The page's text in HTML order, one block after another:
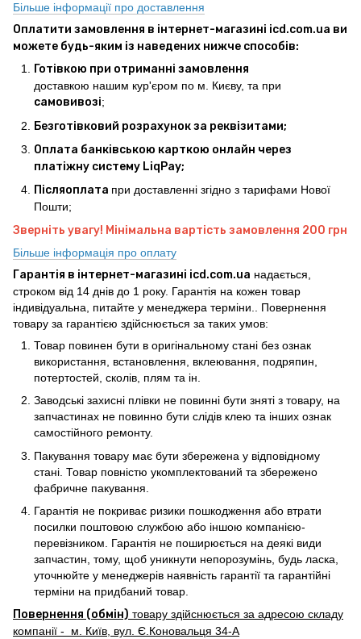
Більше інформації про доставлення
Оплатити замовлення в інтернет-магазині icd.com.ua ви
можете будь-яким із наведених нижче способів:
Готівкою при отриманні замовлення
доставкою нашим кур'єром по м. Києву, та при
самовивозі;
Безготівковий розрахунок за реквізитами;
Оплата банківською карткою онлайн через
платіжну систему LiqPay;
Післяоплата при доставленні згідно з тарифами Нової
Пошти;
Зверніть увагу! Мінімальна вартість замовлення 200 грн
Більше інформація про оплату
Гарантія в інтернет-магазині icd.com.ua надається,
строком від 14 днів до 1 року. Гарантія на кожен товар
індивідуальна, питайте у менеджера терміни.. Повернення
товару за гарантією здійснюється за таких умов:
Товар повинен бути в оригінальному стані без ознак
використання, встановлення, вклеювання, подряпин,
потертостей, сколів, плям та ін.
Заводські захисні плівки не повинні бути зняті з товару, на
запчастинах не повинно бути слідів клею та інших ознак
самостійного ремонту.
Пакування товару має бути збережена у відповідному
стані. Товар повністю укомплектований та збережено
фабричне пакування.
Гарантія не покриває ризики пошкодження або втрати
посилки поштовою службою або іншою компанією-
перевізником. Гарантія не поширюється на деякі види
запчастин, тому, щоб уникнути непорозумінь, будь ласка,
уточнюйте у менеджерів наявність гарантії та гарантійні
терміни на придбаний товар.
Повернення (обмін) товару здійснюється за адресою складу
компанії - м. Київ, вул. Є.Коновальця 34-А